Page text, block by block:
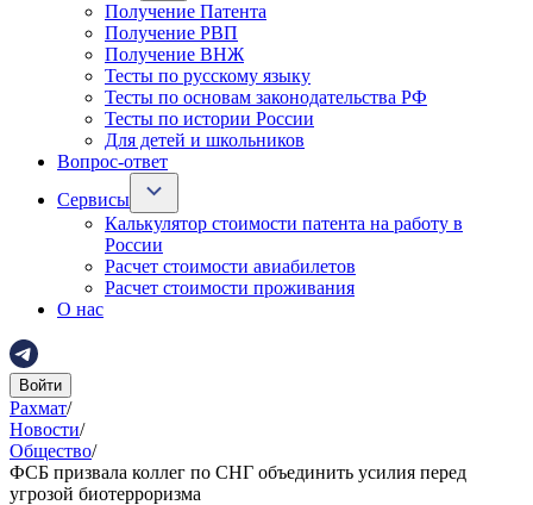
Получение Патента
Получение РВП
Получение ВНЖ
Тесты по русскому языку
Тесты по основам законодательства РФ
Тесты по истории России
Для детей и школьников
Вопрос-ответ
Сервисы
Калькулятор стоимости патента на работу в
России
Расчет стоимости авиабилетов
Расчет стоимости проживания
О нас
Войти
Рахмат/
Новости/
Общество/
ФСБ призвала коллег по СНГ объединить усилия перед
угрозой биотерроризма